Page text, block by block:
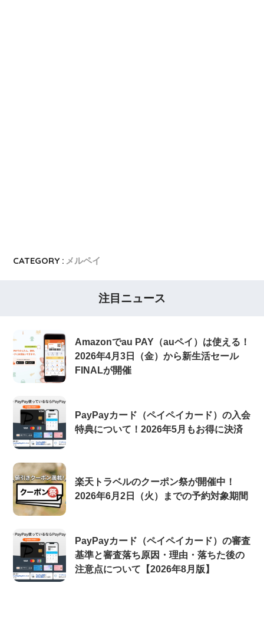
CATEGORY : メルペイ
注目ニュース
Amazonでau PAY（auペイ）は使える！
2026年4月3日（金）から新生活セール
FINALが開催
PayPayカード（ペイペイカード）の入会
特典について！2026年5月もお得に決済
楽天トラベルのクーポン祭が開催中！
2026年6月2日（火）までの予約対象期間
PayPayカード（ペイペイカード）の審査
基準と審査落ち原因・理由・落ちた後の
注意点について【2026年8月版】